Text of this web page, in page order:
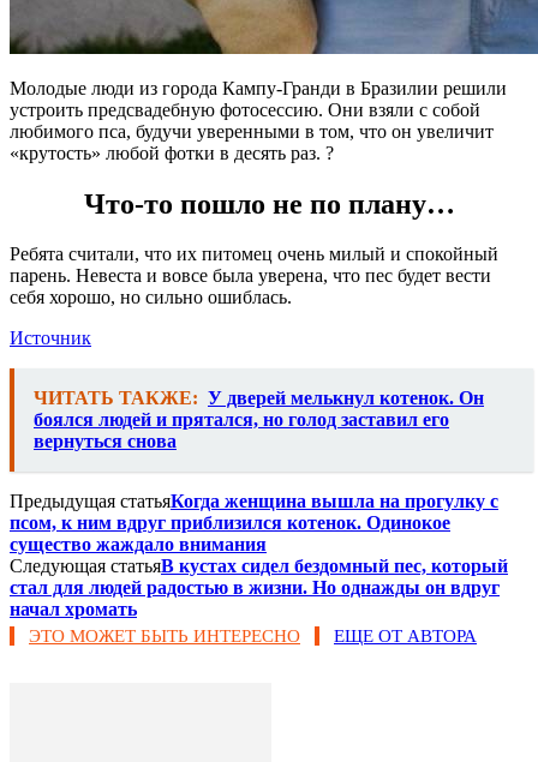
Молодые люди из города Кампу-Гранди в Бразилии решили
устроить предсвадебную фотосессию. Они взяли с собой
любимого пса, будучи уверенными в том, что он увеличит
«крутость» любой фотки в десять раз. ?
Что-то пошло не по плану…
Ребята считали, что их питомец очень милый и спокойный
парень. Невеста и вовсе была уверена, что пес будет вести
себя хорошо, но сильно ошиблась.
Источник
ЧИТАТЬ ТАКЖЕ: У дверей мелькнул котенок. Он
боялся людей и прятался, но голод заставил его
вернуться снова
Предыдущая статьяКогда женщина вышла на прогулку с
псом, к ним вдруг приблизился котенок. Одинокое
существо жаждало внимания
Следующая статьяВ кустах сидел бездомный пес, который
стал для людей радостью в жизни. Но однажды он вдруг
начал хромать
ЭТО МОЖЕТ БЫТЬ ИНТЕРЕСНО ЕЩЕ ОТ АВТОРА